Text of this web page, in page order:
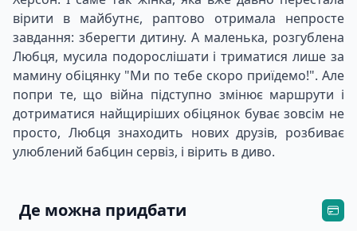
вірити в майбутнє, раптово отримала непросте
завдання: зберегти дитину. А маленька, розгублена
Любця, мусила подорослішати і триматися лише за
мамину обіцянку "Ми по тебе скоро приїдемо!". Але
попри те, що війна підступно змінює маршрути і
дотриматися найщиріших обіцянок буває зовсім не
просто, Любця знаходить нових друзів, розбиває
улюблений бабцин сервіз, і вірить в диво.
Де можна придбати